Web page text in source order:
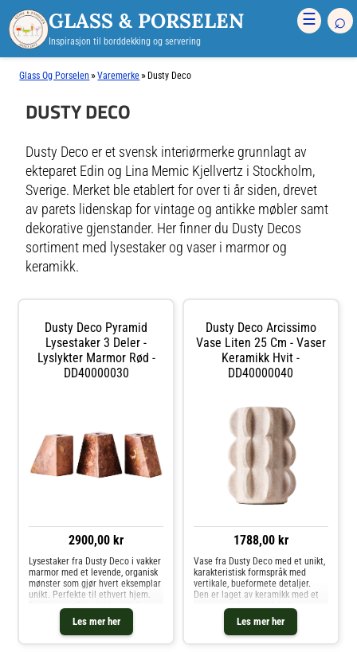
GLASS & PORSELEN
Inspirasjon til borddekking og servering
☰ ⌕
Glass Og Porselen »Varemerke » Dusty Deco
DUSTY DECO
Dusty Deco er et svensk interiørmerke grunnlagt av
ekteparet Edin og Lina Memic Kjellvertz i Stockholm,
Sverige. Merket ble etablert for over ti år siden, drevet
av parets lidenskap for vintage og antikke møbler samt
dekorative gjenstander. Her finner du Dusty Decos
sortiment med lysestaker og vaser i marmor og
keramikk.
Dusty Deco Pyramid
Lysestaker 3 Deler -
Lyslykter Marmor Rød -
DD40000030
2900,00 kr
Les mer her
Lysestaker fra Dusty Deco i vakker
marmor med et levende, organisk
mønster som gjør hvert eksemplar
unikt. Perfekte til ethvert hjem.
Designet av Edin & Lina Kjellvertz.
Om lysestakene fra Dusty Deco-
Laget av marmor.- Sett med 3
lysestaker.- Designet av Edin &
Dusty Deco Arcissimo
Vase Liten 25 Cm - Vaser
Keramikk Hvit -
DD40000040
1788,00 kr
Les mer her
Vase fra Dusty Deco med et unikt,
karakteristisk formspråk med
vertikale, bueformete detaljer.
Den er laget av keramikk med et
vanntett belegg perfekt for
snittblomster og kvister. Designet
av Edin & Lina Kjellvertz. Om
vasen fra Dusty Deco- Velg